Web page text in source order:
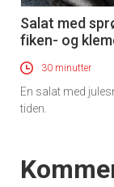
Salat med
fiken- og
30 minutter
En salat med
tiden.
Events